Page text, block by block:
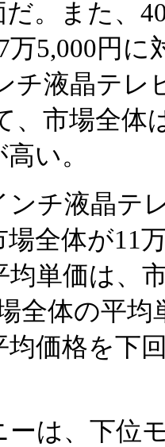
だ。また、
5,000円に
チ液晶テ
、市場全体
い。
チ液晶テ
場全体が11
単価は、
全体の平
均価格を下
は、下位